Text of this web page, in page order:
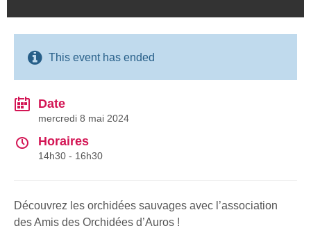
This event has ended
Date
mercredi 8 mai 2024
Horaires
14h30 - 16h30
Découvrez les orchidées sauvages avec l’association
des Amis des Orchidées d’Auros !